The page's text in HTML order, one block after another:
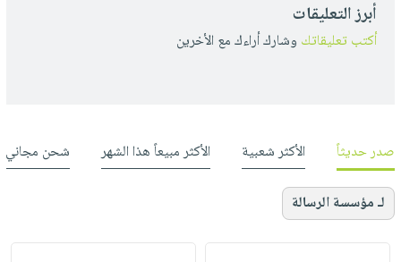
أبرز التعليقات
أكتب تعليقاتك وشارك أراءك مع الأخرين
صدر حديثاً الأكثر شعبية الأكثر مبيعاً هذا الشهر شحن مجاني
لـ مؤسسة الرسالة